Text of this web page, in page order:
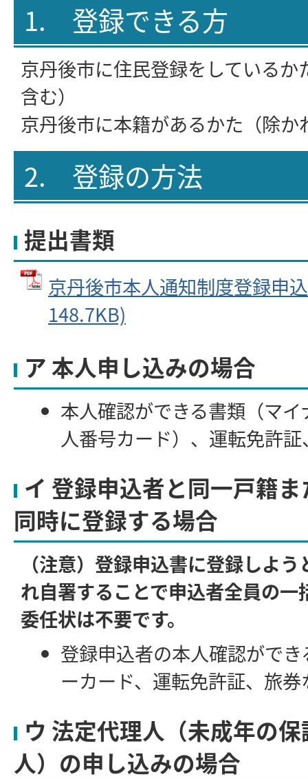
1. 登録できる方
京丹後市に住民登録をしているか
含む）
京丹後市に本籍があるかた（除
2. 登録の方法
提出書類
京丹後市本人通知制度登録申
148.7KB)
ア 本人申し込みの場合
本人確認ができる書類（マ
人番号カード）、運転免許
イ 登録申込者と同一戸籍
同時に登録する場合
（注意）登録申込書に登録しよ
れ自署することで申込者全員の一
委任状は不要です。
登録申込者の本人確認がで
ーカード、運転免許証、旅券
ウ 法定代理人（未成年の
人）の申し込みの場合